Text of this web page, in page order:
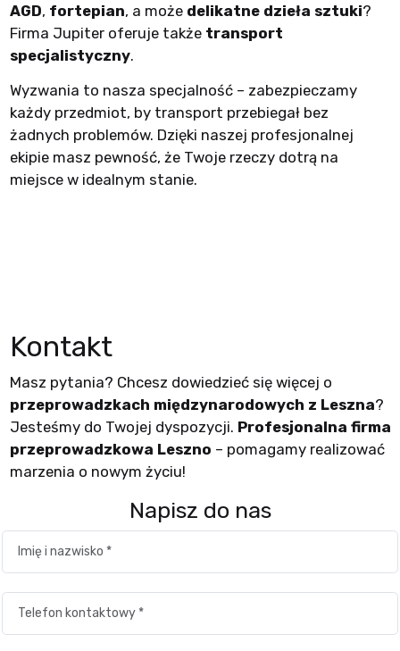
AGD, fortepian, a może delikatne dzieła sztuki?
Firma Jupiter oferuje także transport
specjalistyczny.
Wyzwania to nasza specjalność – zabezpieczamy
każdy przedmiot, by transport przebiegał bez
żadnych problemów. Dzięki naszej profesjonalnej
ekipie masz pewność, że Twoje rzeczy dotrą na
miejsce w idealnym stanie.
Kontakt
Masz pytania? Chcesz dowiedzieć się więcej o
przeprowadzkach międzynarodowych z Leszna?
Jesteśmy do Twojej dyspozycji. Profesjonalna firma
przeprowadzkowa Leszno – pomagamy realizować
marzenia o nowym życiu!
Napisz do nas